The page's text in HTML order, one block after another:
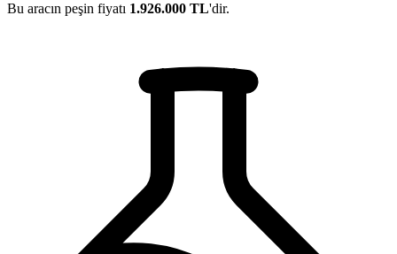
Bu aracın peşin fiyatı 1.926.000 TL'dir.